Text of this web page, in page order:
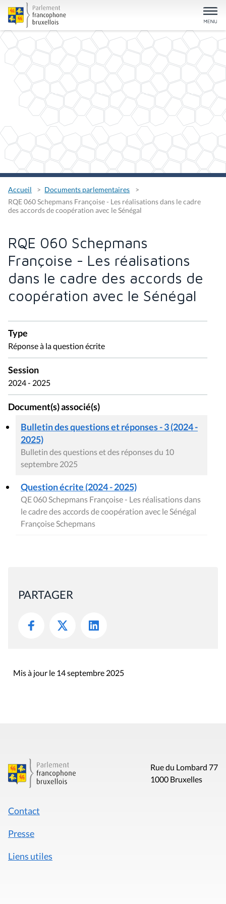
Accueil
Documents parlementaires
RQE 060 Schepmans Françoise - Les réalisations dans le cadre
des accords de coopération avec le Sénégal
RQE 060 Schepmans
Françoise - Les réalisations
dans le cadre des accords de
coopération avec le Sénégal
Type
Réponse à la question écrite
Session
2024 - 2025
Document(s) associé(s)
Bulletin des questions et réponses - 3 (2024 -
2025)
Bulletin des questions et des réponses du 10
septembre 2025
Question écrite (2024 - 2025)
QE 060 Schepmans Françoise - Les réalisations dans
le cadre des accords de coopération avec le Sénégal
Françoise Schepmans
PARTAGER
Mis à jour le 14 septembre 2025
Rue du Lombard 77
1000 Bruxelles
Contact
Presse
Liens utiles